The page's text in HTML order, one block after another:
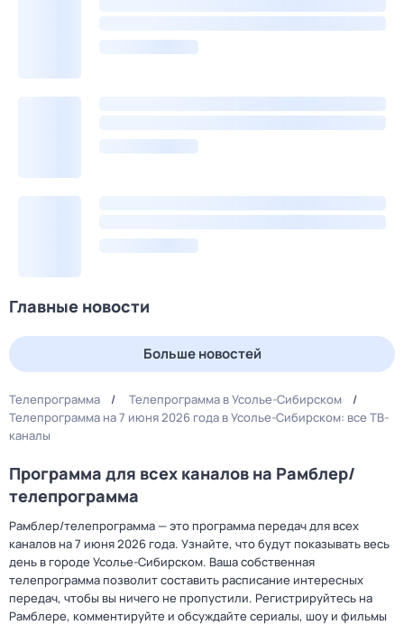
Главные новости
Больше новостей
Телепрограмма
Телепрограмма в Усолье-Сибирском
Телепрограмма на 7 июня 2026 года в Усолье-Сибирском: все ТВ-
каналы
Программа для всех каналов на Рамблер/
телепрограмма
Рамблер/телепрограмма — это программа передач для всех
каналов на 7 июня 2026 года. Узнайте, что будут показывать весь
день в городе Усолье-Сибирском. Ваша собственная
телепрограмма позволит составить расписание интересных
передач, чтобы вы ничего не пропустили. Регистрируйтесь на
Рамблере, комментируйте и обсуждайте сериалы, шоу и фильмы